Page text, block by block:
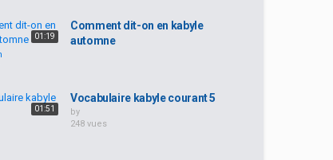
01:19
Comment dit-on en kabyle
automne
01:51
Vocabulaire kabyle courant 5
by
248 vues